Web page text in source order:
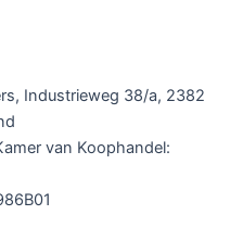
Industrieweg 38/a, 2382
van Koophandel: